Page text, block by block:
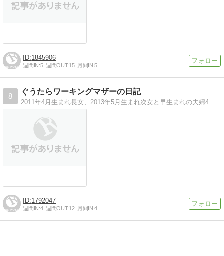
1845906
週間IN:5 週間OUT:15 月間IN:5
8
ぐうたらワーキングマザーの日記
2011年4月生まれ長女、2013年5月生まれ次女と早生まれの夫婦4人家族です。A型に見えるB型夫、B型に見えるA型嫁。ワーキングマザー（横文字で言うと素敵で…
1792047
週間IN:4 週間OUT:12 月間IN:4